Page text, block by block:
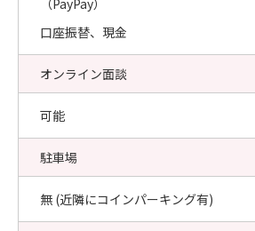
（PayPay）
口座振替、現金
オンライン面談
可能
駐車場
無 (近隣にコインパーキング有)